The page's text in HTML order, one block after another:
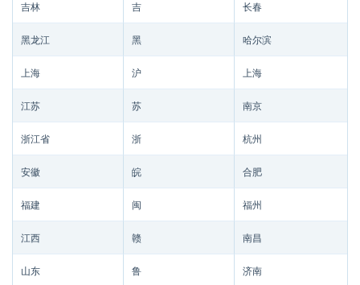
吉林 吉 长春
黑龙江 黑 哈尔滨
上海 沪 上海
江苏 苏 南京
浙江省 浙 杭州
安徽 皖 合肥
福建 闽 福州
江西 赣 南昌
山东 鲁 济南